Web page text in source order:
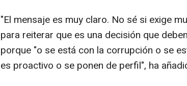
"El mensaje es muy claro. No sé si exige
para reiterar que es una decisión que
porque "o se está con la corrupción o se
es proactivo o se ponen de perfil", ha